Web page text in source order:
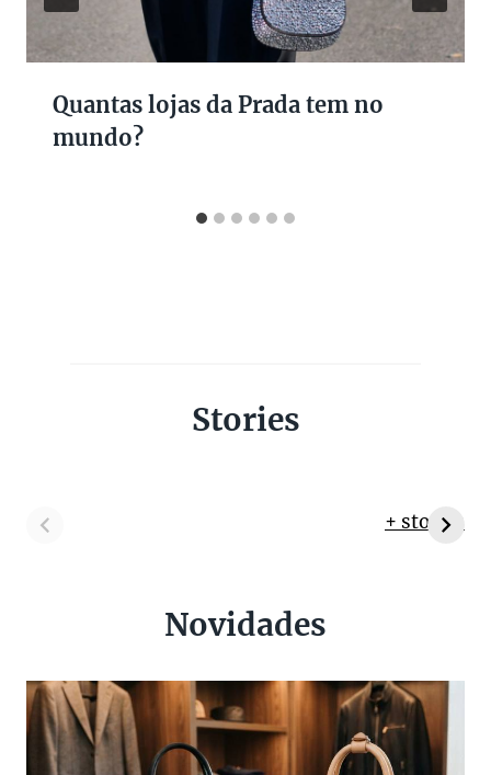
Quantas lojas da Prada tem no
mundo?
Stories
+ stories
Novidades